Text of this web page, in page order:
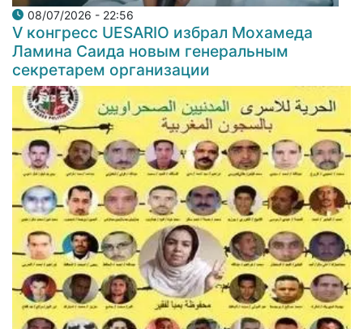
08/07/2026 - 22:56
V конгресс UESARIO избрал Мохамеда
Ламина Саида новым генеральным
секретарем организации